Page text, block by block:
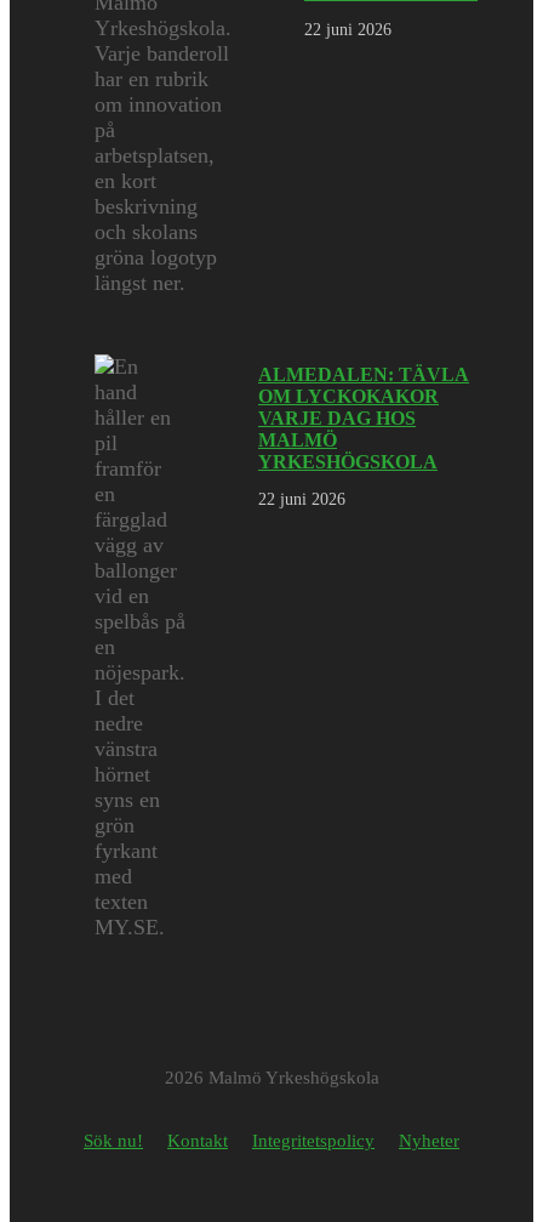
22 juni 2026
ALMEDALEN: TÄVLA
OM LYCKOKAKOR
VARJE DAG HOS
MALMÖ
YRKESHÖGSKOLA
22 juni 2026
2026 Malmö Yrkeshögskola
Sök nu! Kontakt Integritetspolicy Nyheter